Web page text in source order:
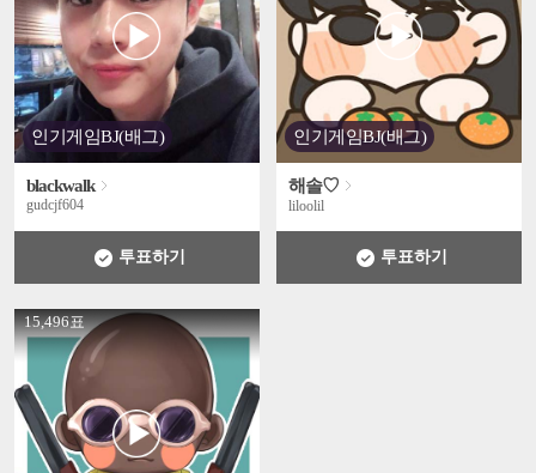
인기게임BJ(배그)
blackwalk
gudcjf604
투표하기
인기게임BJ(배그)
해솔♡
liloolil
투표하기
15,496표
' +